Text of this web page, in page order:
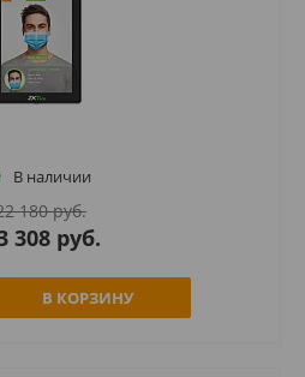
В наличии
180 руб.
308 руб.
В КОРЗИНУ